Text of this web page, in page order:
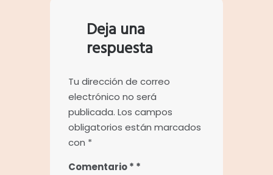
Deja una
respuesta
Tu dirección de correo
electrónico no será
publicada. Los campos
obligatorios están marcados
con *
Comentario*